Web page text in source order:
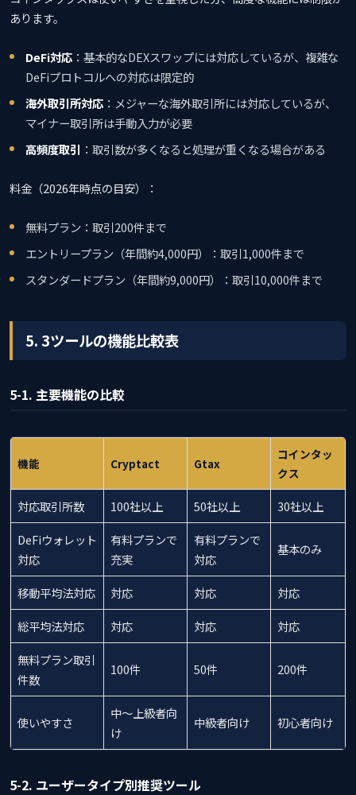
あります。
DeFi対応 ：基本的なDEXスワップには対応しているが、複雑な
DeFiプロトコルへの対応は限定的
海外取引所対応 ：メジャーな海外取引所には対応しているが、
マイナー取引所は手動入力が必要
高頻度取引 ：取引数が多くなると処理が重くなる場合がある
料金（2026年時点の目安）：
無料プラン：取引200件まで
エントリープラン（年間約4,000円）：取引1,000件まで
スタンダードプラン（年間約9,000円）：取引10,000件まで
5. 3ツールの機能比較表
5-1. 主要機能の比較
機能 Cryptact Gtax
コインタッ
クス
対応取引所数 100社以上 50社以上
30社以上
DeFiウォレット
対応
有料プランで
充実
有料プランで
対応
基本のみ
移動平均法対応 対応 対応
対応
総平均法対応
対応 対応
対応
無料プラン取引
件数
100件 50件 200件
使いやすさ
中〜上級者向
け
中級者向け 初心者向け
5-2. ユーザータイプ別推奨ツール